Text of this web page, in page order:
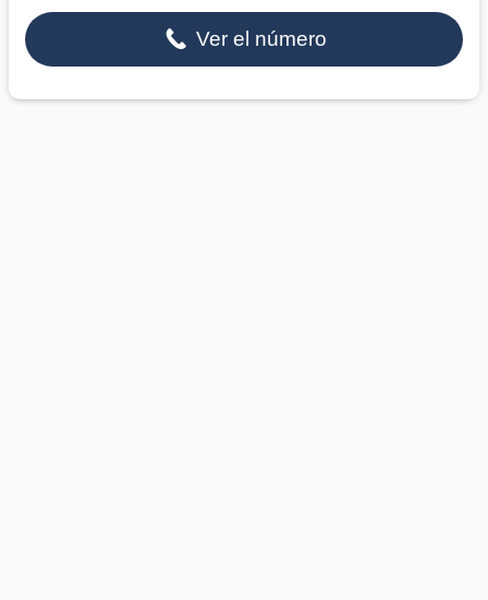
Ver el número